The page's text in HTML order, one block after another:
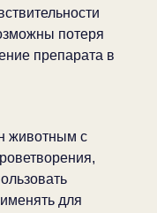
потеря
препарата в
животным с
для